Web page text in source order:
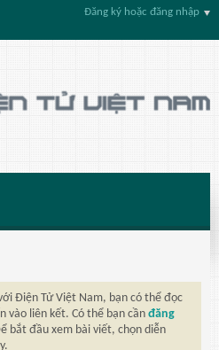
Đăng ký hoặc đăng nhập
Điện Tử Việt Nam, bạn có thể đọc
vào liên kết. Có thể bạn cần đăng
bắt đầu xem bài viết, chọn diễn